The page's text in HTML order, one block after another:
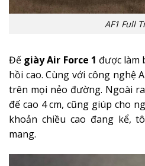
AF1 Full
Đế giày Air Force 1 được làm
hồi cao. Cùng với công nghệ
trên mọi nẻo đường. Ngoài
đế cao 4 cm, cũng giúp cho
khoản chiều cao đang kể,
mang.